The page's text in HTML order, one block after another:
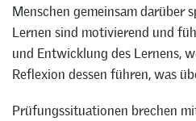
Menschen gemeinsam darüber
Lernen sind motivierend und
und Entwicklung des Lernens,
Reflexion dessen führen, was
Prüfungssituationen brechen